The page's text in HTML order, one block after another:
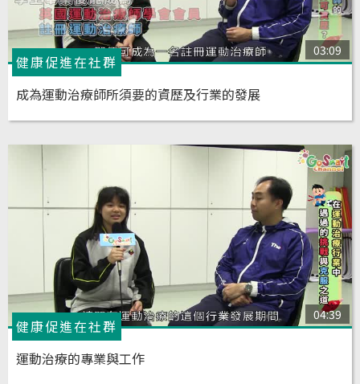
03:09
健康促進在社群
成為運動治療師所須要的資歷及行業的發展
04:39
健康促進在社群
運動治療的專業與工作